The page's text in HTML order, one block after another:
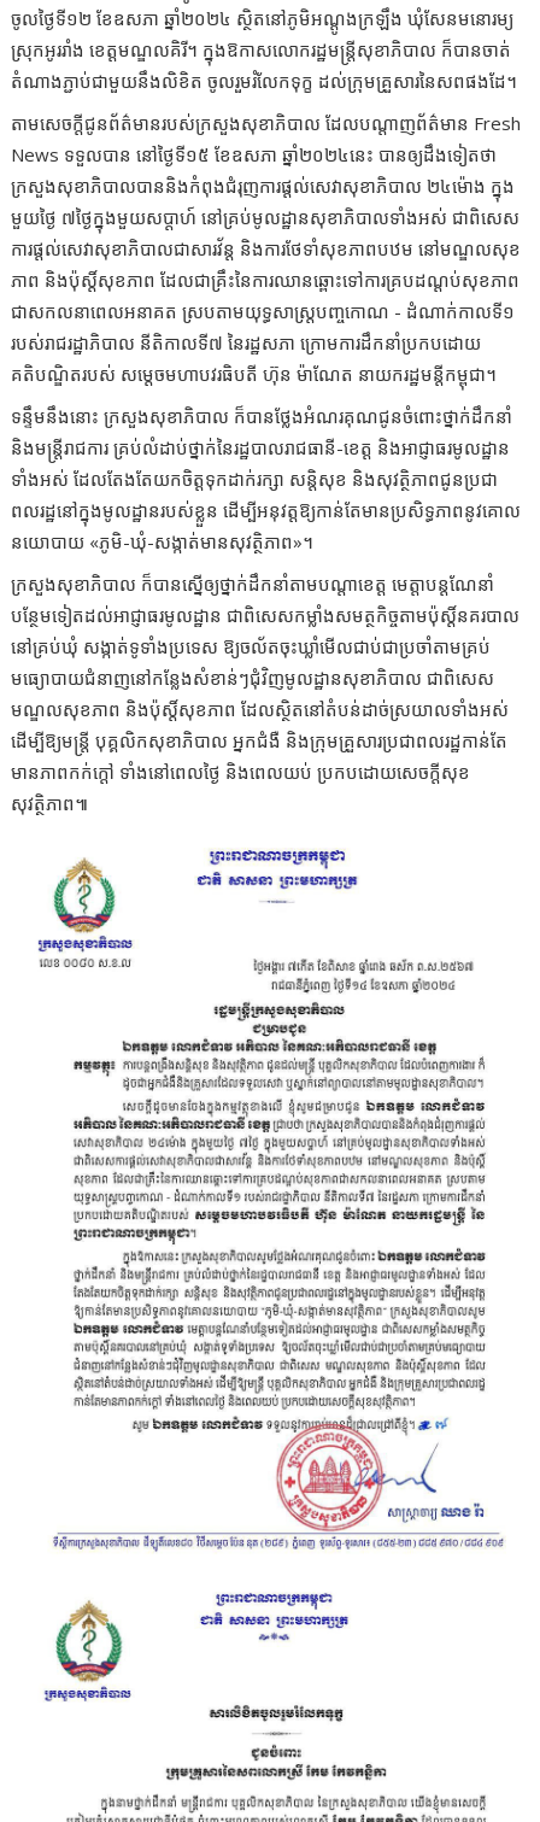
ចូលថ្ងៃទី១២ ខែឧសភា ឆ្នាំ២០២៤ ស្ថិតនៅភូមិអណ្ដូងក្រឡឹង ឃុំសែនមនោរម្យ
ស្រុកអូររាំង ខេត្តមណ្ឌលគិរី។ ក្នុងឱកាសលោករដ្ឋមន្ដ្រីសុខាភិបាល ក៏បានចាត់
តំណាងភ្ជាប់ជាមួយនឹងលិខិត ចូលរួមរំលែកទុក្ខ ដល់ក្រុមគ្រួសារនៃសពផងដែ។
តាមសេចក្តីជូនព័ត៌មានរបស់ក្រសួងសុខាភិបាល ដែលបណ្តាញព័ត៌មាន Fresh
News ទទួលបាន នៅថ្ងៃទី១៥ ខែឧសភា ឆ្នាំ២០២៤នេះ បានឲ្យដឹងទៀតថា
ក្រសួងសុខាភិបាលបាននិងកំពុងជំរុញការផ្តល់សេវាសុខាភិបាល ២៤ម៉ោង ក្នុង
មួយថ្ងៃ ៧ថ្ងៃក្នុងមួយសប្តាហ៍ នៅគ្រប់មូលដ្ឋានសុខាភិបាលទាំងអស់ ជាពិសេស
ការផ្តល់សេវាសុខាភិបាលជាសារវ័ន្ត និងការថែទាំសុខភាពបឋម នៅមណ្ឌលសុខ
ភាព និងប៉ុស្តិ៍សុខភាព ដែលជាគ្រឹះនៃការឈានឆ្ពោះទៅការគ្របដណ្ដប់សុខភាព
ជាសកលនាពេលអនាគត ស្របតាមយុទ្ធសាស្ត្របញ្ចកោណ - ដំណាក់កាលទី១
របស់រាជរដ្ឋាភិបាល នីតិកាលទី៧ នៃរដ្ឋសភា ក្រោមការដឹកនាំប្រកបដោយ
គតិបណ្ឌិតរបស់ សម្តេចមហាបវរធិបតី ហ៊ុន ម៉ាណែត នាយករដ្ឋមន្តីកម្ពុជា។
ទន្ទឹមនឹងនោះ ក្រសួងសុខាភិបាល ក៏បានថ្លែងអំណរគុណជូនចំពោះថ្នាក់ដឹកនាំ
និងមន្ត្រីរាជការ គ្រប់លំដាប់ថ្នាក់នៃរដ្ឋបាលរាជធានី-ខេត្ត និងអាជ្ញាធរមូលដ្ឋាន
ទាំងអស់ ដែលតែងតែយកចិត្តទុកដាក់រក្សា សន្តិសុខ និងសុវត្ថិភាពជូនប្រជា
ពលរដ្ឋនៅក្នុងមូលដ្ឋានរបស់ខ្លួន ដើម្បីអនុវត្តឱ្យកាន់តែមានប្រសិទ្ធភាពនូវគោល
នយោបាយ «ភូមិ-ឃុំ-សង្កាត់មានសុវត្ថិភាព»។
ក្រសួងសុខាភិបាល ក៏បានស្នើឲ្យថ្នាក់ដឹកនាំតាមបណ្តាខេត្ត មេត្តាបន្តណែនាំ
បន្ថែមទៀតដល់អាជ្ញាធរមូលដ្ឋាន ជាពិសេសកម្លាំងសមត្ថកិច្ចតាមប៉ុស្តិ៍នគរបាល
នៅគ្រប់ឃុំ សង្កាត់ទូទាំងប្រទេស ឱ្យចល័តចុះឃ្លាំមើលជាប់ជាប្រចាំតាមគ្រប់
មធ្យោបាយជំនាញនៅកន្លែងសំខាន់ៗជុំវិញមូលដ្ឋានសុខាភិបាល ជាពិសេស
មណ្ឌលសុខភាព និងប៉ុស្តិ៍សុខភាព ដែលស្ថិតនៅតំបន់ដាច់ស្រយាលទាំងអស់
ដើម្បីឱ្យមន្ត្រី បុគ្គលិកសុខាភិបាល អ្នកជំងឺ និងក្រុមគ្រួសារប្រជាពលរដ្ឋកាន់តែ
មានភាពកក់ក្តៅ ទាំងនៅពេលថ្ងៃ និងពេលយប់ ប្រកបដោយសេចក្តីសុខ
សុវត្ថិភាព៕